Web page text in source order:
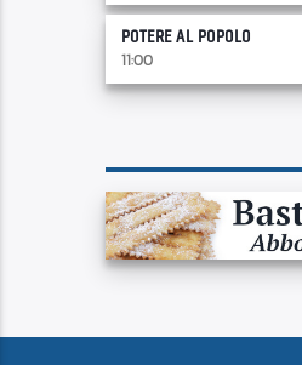
POTERE AL POPOLO
11:00